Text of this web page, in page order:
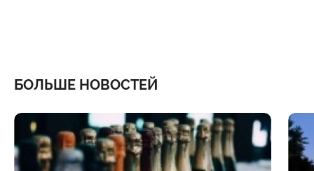
БОЛЬШЕ НОВОСТЕЙ